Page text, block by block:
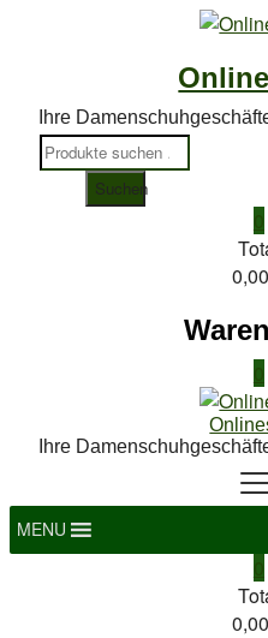
Ihre
Suchen
nach: Suchen
Ihre
MENU